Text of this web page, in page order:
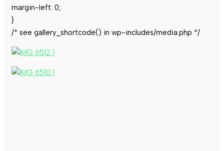
margin-left: 0;
}
/* see gallery_shortcode() in wp-includes/media.php */